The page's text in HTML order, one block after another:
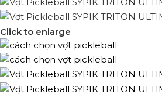
Click to enlarge